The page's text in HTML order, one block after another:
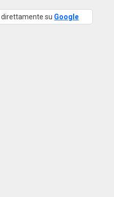
direttamente su Google